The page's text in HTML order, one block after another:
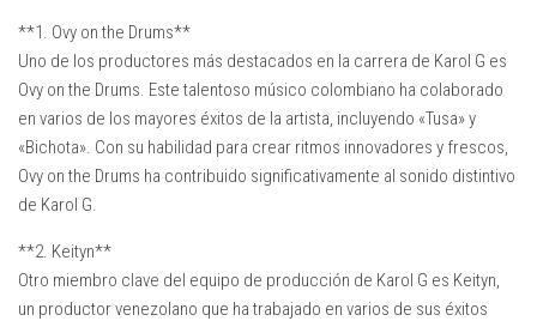
**1. Ovy on the Drums**
Uno de los productores más destacados en la carrera de Karol G es
Ovy on the Drums. Este talentoso músico colombiano ha colaborado
en varios de los mayores éxitos de la artista, incluyendo «Tusa» y
«Bichota». Con su habilidad para crear ritmos innovadores y frescos,
Ovy on the Drums ha contribuido significativamente al sonido distintivo
de Karol G.
**2. Keityn**
Otro miembro clave del equipo de producción de Karol G es Keityn,
un productor venezolano que ha trabajado en varios de sus éxitos